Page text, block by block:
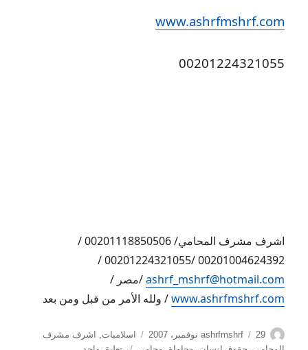
www.ashrfmshrf.com
00201224321055
اشرف مشرف المحامي/ 00201118850506 /
00201004624392 /00201224321055 /
ashrf_mshrf@hotmail.com/مصر /
www.ashrfmshrf.com/ ولله الأمر من قبل ومن بعد
الكاتبashrfmshrf
نُشرت 29 نوفمبر، 2007 التصنيفات
اسلامبات
اشرف مشرف